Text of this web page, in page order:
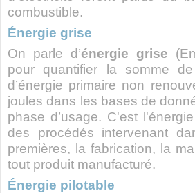
combustible.
Énergie grise
On parle d’énergie grise
pour quantifier la somme
d’énergie primaire non
joules dans les bases de
phase d’usage. C'est
des procédés intervenant
premières, la fabrication, la
tout produit manufacturé.
Énergie pilotable